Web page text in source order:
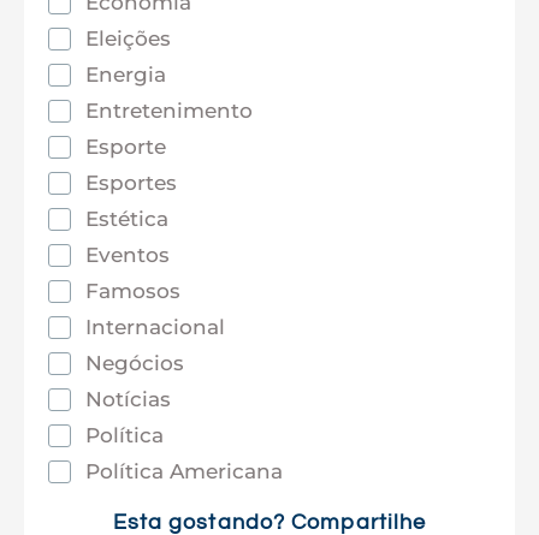
Eleições
Energia
Entretenimento
Esporte
Esportes
Estética
Eventos
Famosos
Internacional
Negócios
Notícias
Política
Política Americana
Esta gostando? Compartilhe